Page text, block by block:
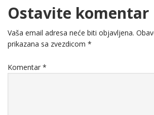
Ostavite komentar
Vaša email adresa neće biti objavljena.
prikazana sa zvezdicom *
Komentar *